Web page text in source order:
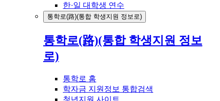
한·일 대학생 연수
통학로(路)(통합 학생지원 정보로)
통학로(路)(통합 학생지원 정보
로)
통학로 홈
학자금 지원정보 통합검색